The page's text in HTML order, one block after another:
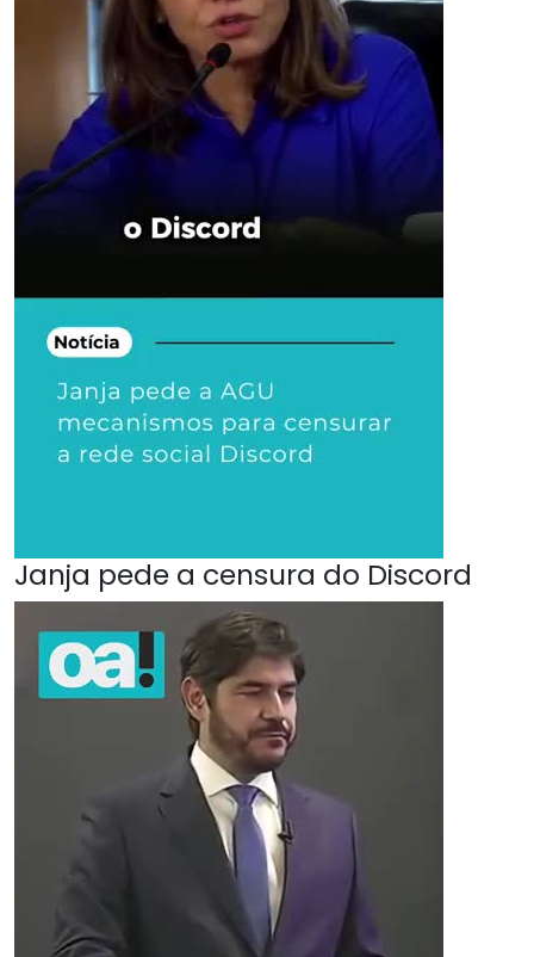
Janja pede a censura do Discord